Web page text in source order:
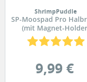
ShrimpPuddle
SP-Moospad Pro
(mit Magnet-
9,99 €